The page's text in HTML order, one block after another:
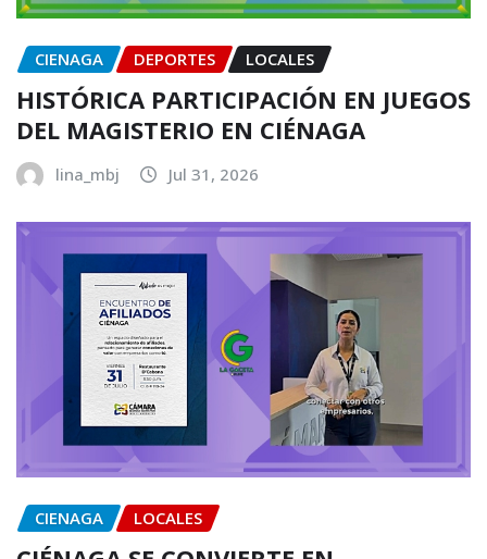
CIENAGA DEPORTES LOCALES
HISTÓRICA PARTICIPACIÓN EN JUEGOS
DEL MAGISTERIO EN CIÉNAGA
lina_mbj Jul 31, 2026
CIENAGA LOCALES